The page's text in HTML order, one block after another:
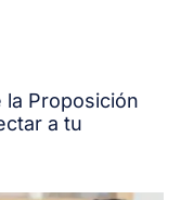
Proposición
a tu